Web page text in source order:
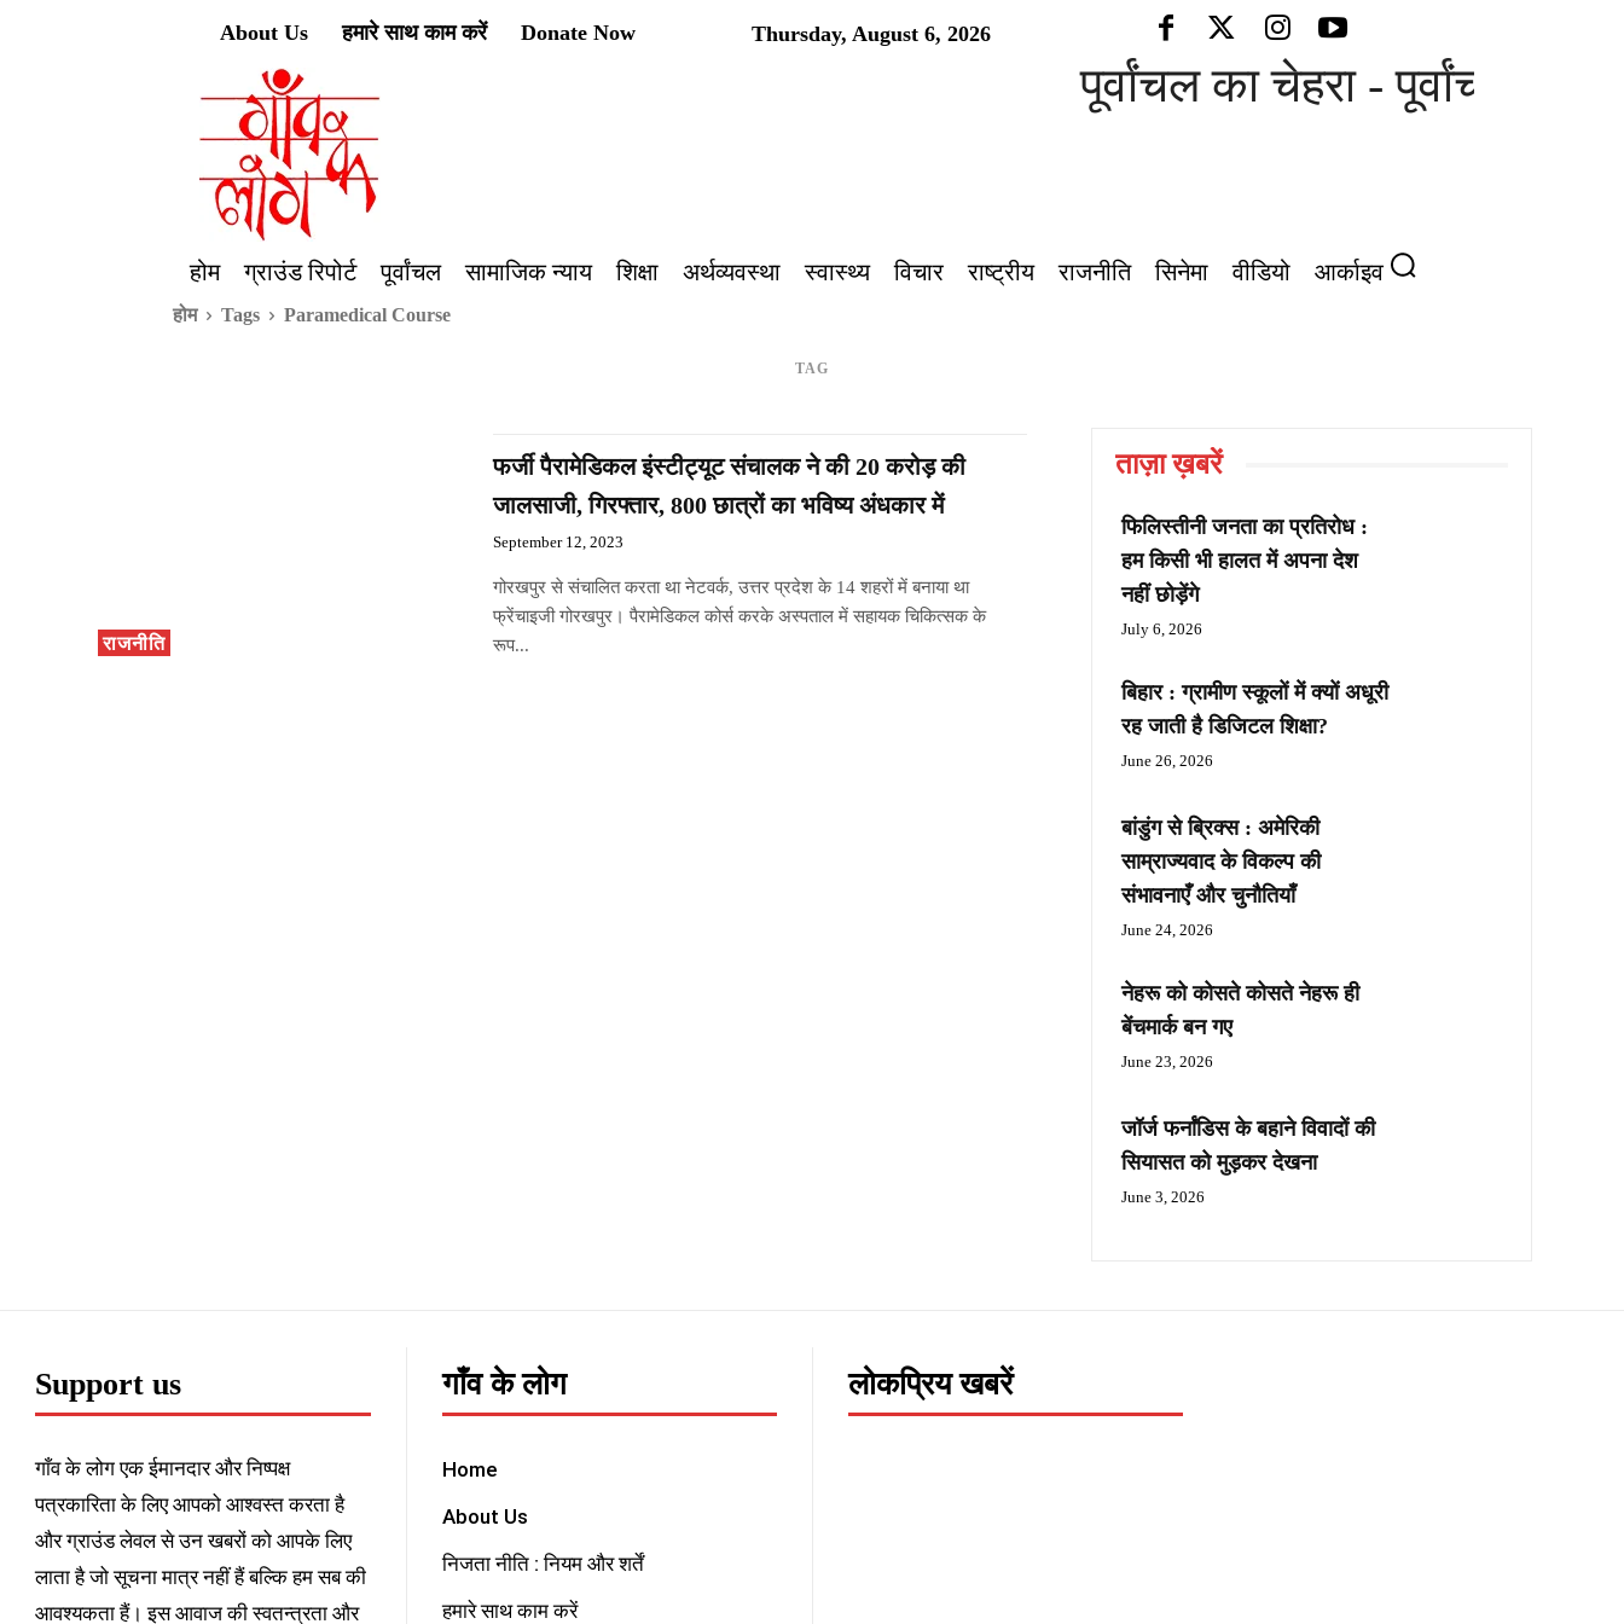
Thursday, August 6, 2026
About Us हमारे साथ काम करें Donate Now
पूर्वांचल का चेहरा - पूर्वांचल की
होम ग्राउंड रिपोर्ट पूर्वांचल सामाजिक न्याय शिक्षा अर्थव्यवस्था स्वास्थ्य विचार राष्ट्रीय राजनीति सिनेमा वीडियो आर्काइव
होम Tags Paramedical Course
TAG
राजनीति
फर्जी पैरामेडिकल इंस्टीट्यूट संचालक ने की 20 करोड़ की
जालसाजी, गिरफ्तार, 800 छात्रों का भविष्य अंधकार में
September 12, 2023
गोरखपुर से संचालित करता था नेटवर्क, उत्तर प्रदेश के 14 शहरों में बनाया था
फ्रेंचाइजी गोरखपुर। पैरामेडिकल कोर्स करके अस्पताल में सहायक चिकित्सक के
रूप...
ताज़ा ख़बरें
फिलिस्तीनी जनता का प्रतिरोध :
हम किसी भी हालत में अपना देश
नहीं छोड़ेंगे
July 6, 2026
बिहार : ग्रामीण स्कूलों में क्यों अधूरी
रह जाती है डिजिटल शिक्षा?
June 26, 2026
बांडुंग से ब्रिक्स : अमेरिकी
साम्राज्यवाद के विकल्प की
संभावनाएँ और चुनौतियाँ
June 24, 2026
नेहरू को कोसते कोसते नेहरू ही
बेंचमार्क बन गए
June 23, 2026
जॉर्ज फर्नांडिस के बहाने विवादों की
सियासत को मुड़कर देखना
June 3, 2026
Support us
गाँव के लोग एक ईमानदार और निष्पक्ष
पत्रकारिता के लिए आपको आश्वस्त करता है
और ग्राउंड लेवल से उन खबरों को आपके लिए
लाता है जो सूचना मात्र नहीं हैं बल्कि हम सब की
आवश्यकता हैं। इस आवाज की स्वतन्त्रता और
गाँव के लोग
Home
About Us
निजता नीति : नियम और शर्तें
हमारे साथ काम करें
लोकप्रिय खबरें